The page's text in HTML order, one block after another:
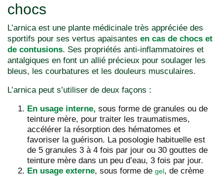
chocs
L’arnica est une plante médicinale très appréciée des
sportifs pour ses vertus apaisantes en cas de chocs et
de contusions. Ses propriétés anti-inflammatoires et
antalgiques en font un allié précieux pour soulager les
bleus, les courbatures et les douleurs musculaires.
L’arnica peut s’utiliser de deux façons :
En usage interne, sous forme de granules ou de
teinture mère, pour traiter les traumatismes,
accélérer la résorption des hématomes et
favoriser la guérison. La posologie habituelle est
de 5 granules 3 à 4 fois par jour ou 30 gouttes de
teinture mère dans un peu d’eau, 3 fois par jour.
En usage externe, sous forme de gel, de crème